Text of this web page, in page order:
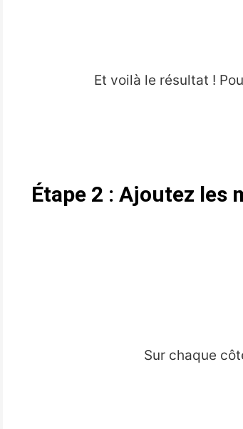
Et voilà le résultat !
Étape 2 : Ajoutez les
Sur chaque